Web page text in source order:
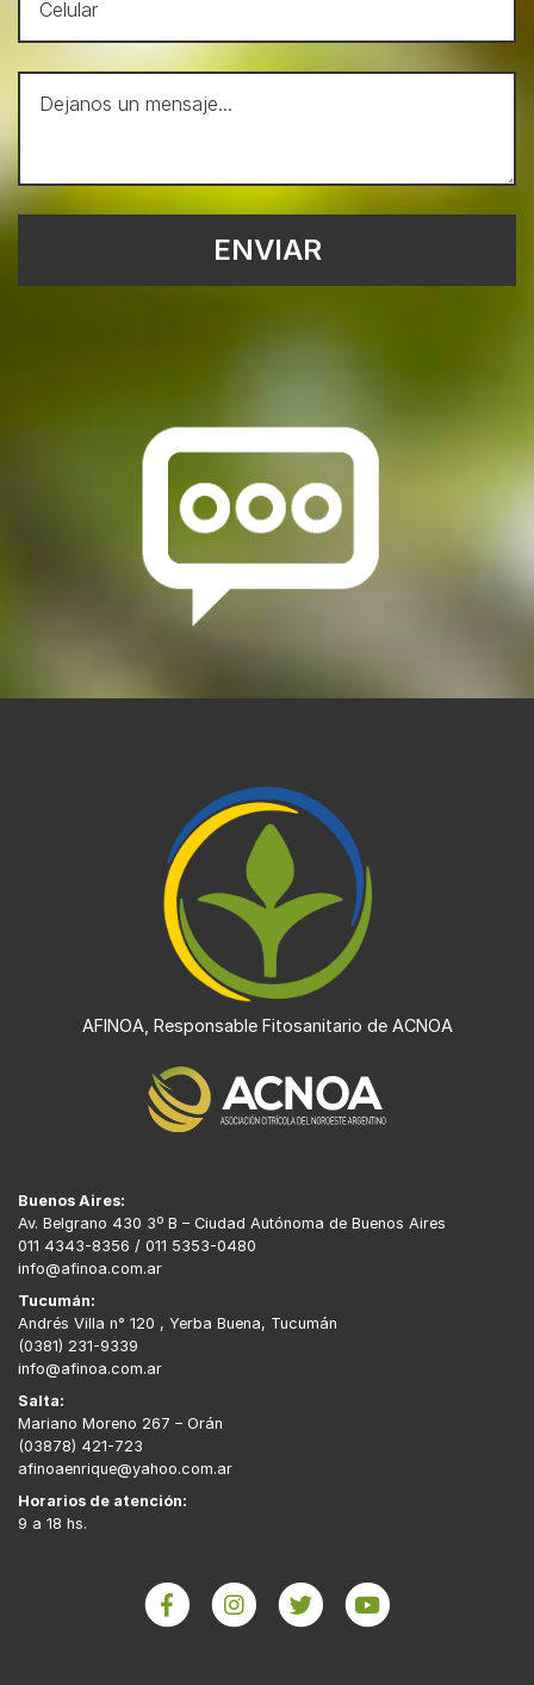
AFINOA, Responsable Fitosanitario de ACNOA
Buenos Aires:
Av. Belgrano 430 3º B – Ciudad Autónoma de Buenos Aires
011 4343-8356 / 011 5353-0480
info@afinoa.com.ar
Tucumán:
Andrés Villa n° 120 , Yerba Buena, Tucumán
(0381) 231-9339
info@afinoa.com.ar
Salta:
Mariano Moreno 267 – Orán
(03878) 421-723
afinoaenrique@yahoo.com.ar
Horarios de atención:
9 a 18 hs.